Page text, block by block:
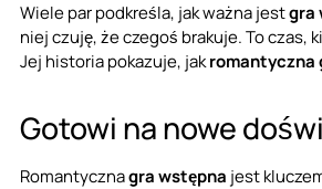
Wiele par podkreśla, jak ważna jestgra
niej czuję, że czegoś brakuje. To czas,
Jej historia pokazuje, jakromantyczna
Gotowi na nowe
Romantycznagra wstępna jest